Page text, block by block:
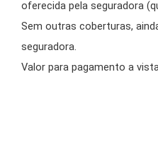
oferecida pela seguradora
Sem outras coberturas,
seguradora.
Valor para pagamento a